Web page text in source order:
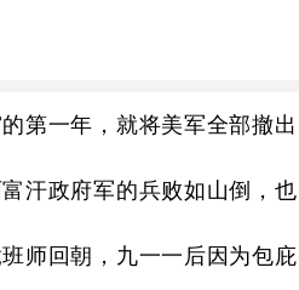
第一年，就将美军全部撤出
汗政府军的兵败如山倒，也
师回朝，九一一后因为包庇